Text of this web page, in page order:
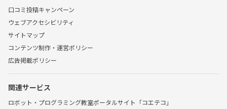
口コミ投稿キャンペーン
ウェブアクセシビリティ
サイトマップ
コンテンツ制作・運営ポリシー
広告掲載ポリシー
関連サービス
ロボット・プログラミング教室ポータルサイト「コエテコ」